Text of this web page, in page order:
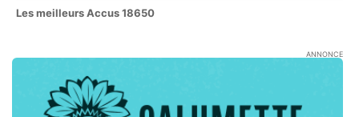
Les meilleurs Accus 18650
ANNONCE